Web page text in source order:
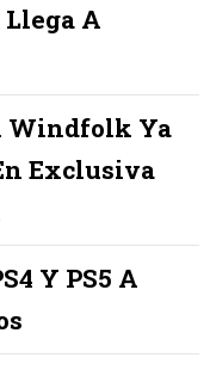
A
Windfolk Ya
Exclusiva
Y PS5 A